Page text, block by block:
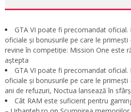
GTA VI poate fi precomandat oficial.
oficiale și bonusurile pe care le primești
revine în competiție: Mission One este
aștepta
GTA VI poate fi precomandat oficial.
oficiale și bonusurile pe care le primești
ani de refuzuri, Noctua lansează în
Cât RAM este suficient pentru